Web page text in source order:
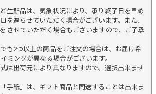
生鮮品は、気象状況により、承り終了日を早め
を遅らせていただく場合がございます。また、
させていただく場合もございますので、ご了承
も2つ以上の商品をご注文の場合は、お届け希
ミングが異なる場合がございます。
は出荷元により異なりますので、選択出来ませ
手紙」は、ギフト商品と同送することは出来ま